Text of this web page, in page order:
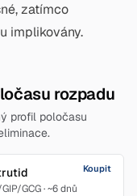
zatímco
implikovány.
rozpadu
profil poločasu
GCG·~6 dnů
Koupit